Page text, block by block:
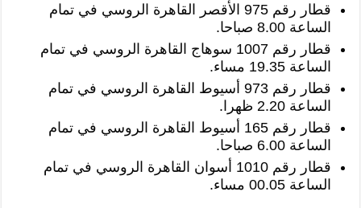
قطار رقم 975 الأقصر القاهرة الروسي في تمام
الساعة 8.00 صباحا.
قطار رقم 1007 سوهاج القاهرة الروسي في تمام
الساعة 19.35 مساء.
قطار رقم 973 أسيوط القاهرة الروسي في تمام
الساعة 2.20 ظهرا.
قطار رقم 165 أسيوط القاهرة الروسي في تمام
الساعة 6.00 صباحا.
قطار رقم 1010 أسوان القاهرة الروسي في تمام
الساعة 00.05 مساء.